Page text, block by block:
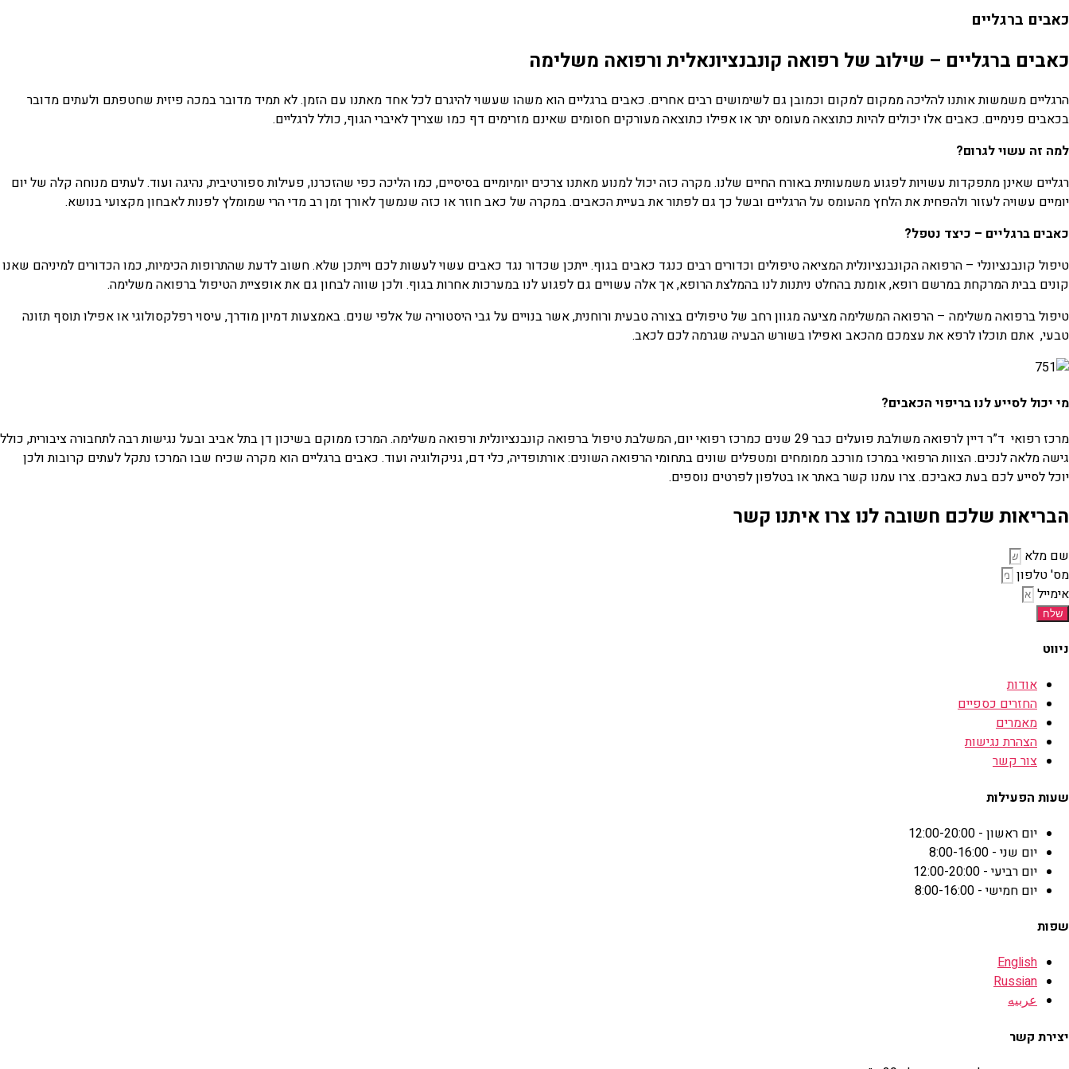
כאבים ברגליים
כאבים ברגליים – שילוב של רפואה קונבנציונאלית ורפואה משלימה
הרגליים משמשות אותנו להליכה ממקום למקום וכמובן גם לשימושים רבים אחרים. כאבים ברגליים הוא משהו שעשוי להיגרם לכל אחד מאתנו עם הזמן. לא תמיד מדובר במכה פיזית שחטפתם ולעתים מדובר
בכאבים פנימיים. כאבים אלו יכולים להיות כתוצאה מעומס יתר או אפילו כתוצאה מעורקים חסומים שאינם מזרימים דף כמו שצריך לאיברי הגוף, כולל לרגליים.
למה זה עשוי לגרום?
רגליים שאינן מתפקדות עשויות לפגוע משמעותית באורח החיים שלנו. מקרה כזה יכול למנוע מאתנו צרכים יומיומיים בסיסיים, כמו הליכה כפי שהזכרנו, פעילות ספורטיבית, נהיגה ועוד. לעתים מנוחה קלה של יום
יומיים עשויה לעזור ולהפחית את הלחץ מהעומס על הרגליים ובשל כך גם לפתור את בעיית הכאבים. במקרה של כאב חוזר או כזה שנמשך לאורך זמן רב מדי הרי שמומלץ לפנות לאבחון מקצועי בנושא.
כאבים ברגליים – כיצד נטפל?
טיפול קונבנציונלי – הרפואה הקונבנציונלית המציאה טיפולים וכדורים רבים כנגד כאבים בגוף. ייתכן שכדור נגד כאבים עשוי לעשות לכם וייתכן שלא. חשוב לדעת שהתרופות הכימיות, כמו הכדורים למיניהם שאנו
קונים בבית המרקחת במרשם רופא, אומנת בהחלט ניתנות לנו בהמלצת הרופא, אך אלה עשויים גם לפגוע לנו במערכות אחרות בגוף. ולכן שווה לבחון גם את אופציית הטיפול ברפואה משלימה.
טיפול ברפואה משלימה – הרפואה המשלימה מציעה מגוון רחב של טיפולים בצורה טבעית ורוחנית, אשר בנויים על גבי היסטוריה של אלפי שנים. באמצעות דמיון מודרך, עיסוי רפלקסולוגי או אפילו תוסף תזונה
טבעי, אתם תוכלו לרפא את עצמכם מהכאב ואפילו בשורש הבעיה שגרמה לכם לכאב.
מי יכול לסייע לנו בריפוי הכאבים?
מרכז רפואי ד”ר דיין לרפואה משולבת פועלים כבר 29 שנים כמרכז רפואי יום, המשלבת טיפול ברפואה קונבנציונלית ורפואה משלימה. המרכז ממוקם בשיכון דן בתל אביב ובעל נגישות רבה לתחבורה ציבורית, כולל
גישה מלאה לנכים. הצוות הרפואי במרכז מורכב ממומחים ומטפלים שונים בתחומי הרפואה השונים: אורתופדיה, כלי דם, גניקולוגיה ועוד. כאבים ברגליים הוא מקרה שכיח שבו המרכז נתקל לעתים קרובות ולכן
יוכל לסייע לכם בעת כאביכם. צרו עמנו קשר באתר או בטלפון לפרטים נוספים.
הבריאות שלכם חשובה לנו צרו איתנו קשר
שם מלא
מס' טלפון
אימייל
שלח
ניווט
אודות
החזרים כספיים
מאמרים
הצהרת נגישות
צור קשר
שעות הפעילות
יום ראשון - 12:00-20:00
יום שני - 8:00-16:00
יום רביעי - 12:00-20:00
יום חמישי - 8:00-16:00
שפות
English
Russian
عربيه
יצירת קשר